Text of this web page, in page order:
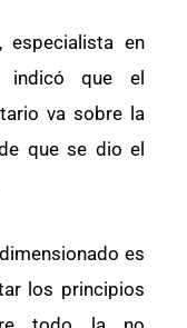
especialista en
indicó que el
va sobre la
que se dio el
es
los principios